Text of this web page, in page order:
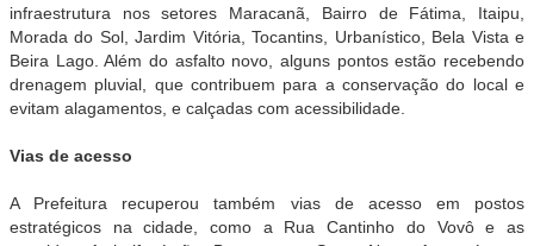
infraestrutura nos setores Maracanã, Bairro de Fátima, Itaipu,
Morada do Sol, Jardim Vitória, Tocantins, Urbanístico, Bela Vista e
Beira Lago. Além do asfalto novo, alguns pontos estão recebendo
drenagem pluvial, que contribuem para a conservação do local e
evitam alagamentos, e calçadas com acessibilidade.
Vias de acesso
A Prefeitura recuperou também vias de acesso em postos
estratégicos na cidade, como a Rua Cantinho do Vovô e as